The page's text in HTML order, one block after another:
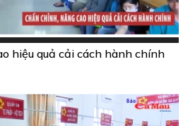
hiệu quả cải cách hành chính